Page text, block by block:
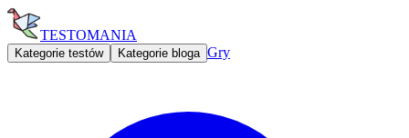
TESTOMANIA
Kategorie testów Kategorie bloga Gry